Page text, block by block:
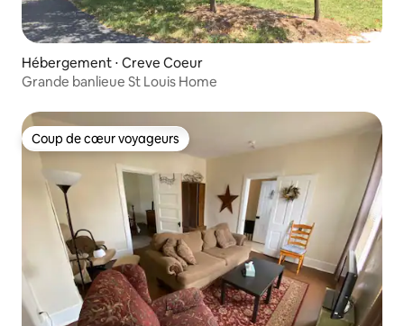
Hébergement ⋅ Creve Coeur
Grande banlieue St Louis Home
Coup de cœur voyageurs
Coup de cœur voyageurs